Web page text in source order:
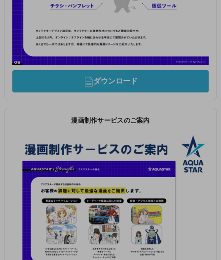
ダウンロード
漫画制作サービスのご案内